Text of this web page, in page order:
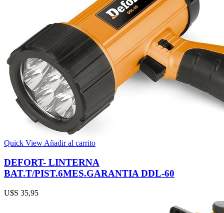
Quick View Añadir al carrito
DEFORT- LINTERNA
BAT.T/PIST.6MES.GARANTIA DDL-60
U$S 35,95